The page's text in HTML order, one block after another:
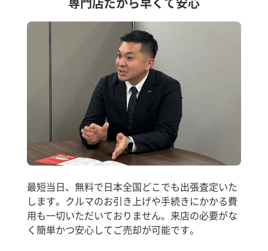
最短当日、無料で日本全国どこでも出張査定いた
します。クルマのお引き上げや手続きにかかる費
用も一切いただいておりません。来店の必要がな
く簡単かつ安心してご売却が可能です。